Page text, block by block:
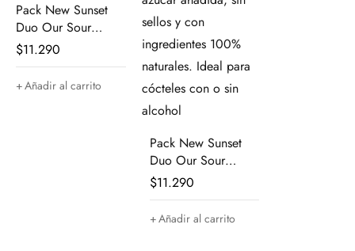
Pack New Sunset
Duo Our Sour
Maqui
$11.290
Añadir al carrito
Pack New Sunset
Duo Our Sour
Merkén
$11.290
Añadir al carrito